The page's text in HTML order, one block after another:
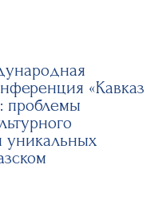
«Кавказ
проблемы
уникальных